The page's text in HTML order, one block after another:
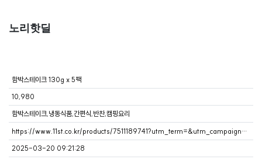
노리핫딜
함박스테이크 130g x 5팩
10,980
함박스테이크,냉동식품,간편식,반찬,캠핑요리
https://www.11st.co.kr/products/7511189741?utm_term=&utm_campaign=%BD%BA%C6%F9%BC%AD%B8%B5%C5%A9&utm_source=%BB%CB%BB%D1_PC_P&utm_medium=%C6%F7%C5%D0+%C1%A6%C8%DE
2025-03-20 09:21:28